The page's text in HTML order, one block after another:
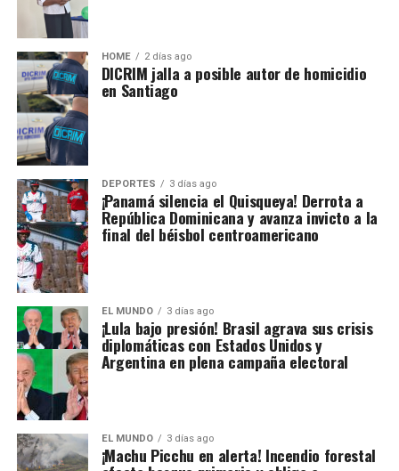
HOME 2 días ago
DICRIM jalla a posible autor de homicidio
en Santiago
DEPORTES 3 días ago
¡Panamá silencia el Quisqueya! Derrota a
República Dominicana y avanza invicto a la
final del béisbol centroamericano
EL MUNDO 3 días ago
¡Lula bajo presión! Brasil agrava sus crisis
diplomáticas con Estados Unidos y
Argentina en plena campaña electoral
EL MUNDO 3 días ago
¡Machu Picchu en alerta! Incendio forestal